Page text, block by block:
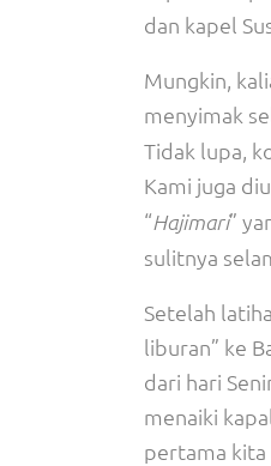
dan kapel
Mungkin,
menyimak
Tidak lupa,
Kami juga
“Hajimari”
sulitnya
Setelah
liburan” ke
dari hari
menaiki
pertama kita